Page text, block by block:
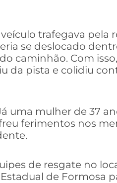
trafegava pela
se deslocado
caminhão. Com
da pista e colidiu
uma mulher de 37
ferimentos nos
de resgate no
de Formosa